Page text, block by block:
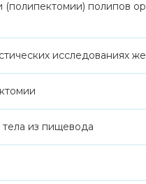
полипов
исследованиях
из пищевода